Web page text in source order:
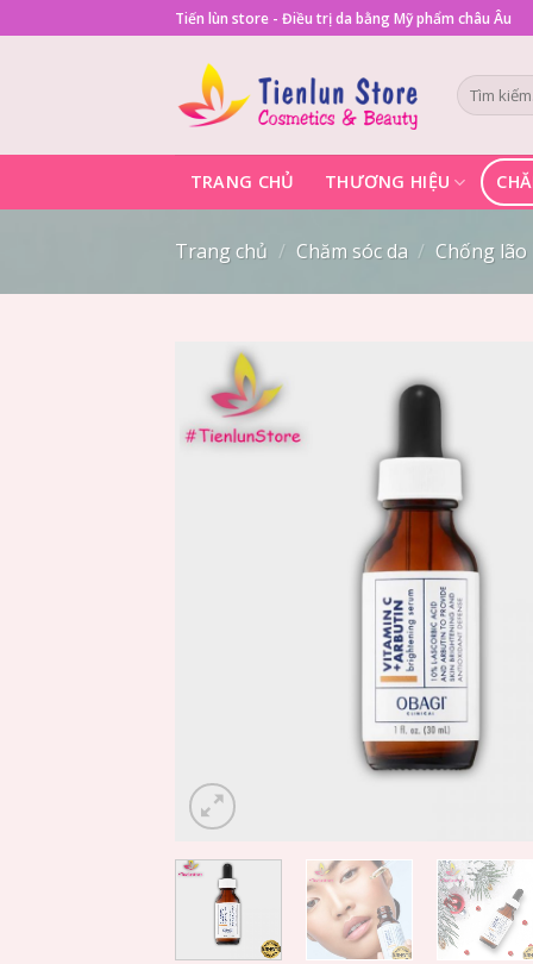
to
Tiến lùn store - Điều trị da bằng Mỹ phẩm châu Âu
Tìm
kiếm:
TRANG CHỦ THƯƠNG HIỆU
Trang chủ / Chăm sóc da / Chống lão